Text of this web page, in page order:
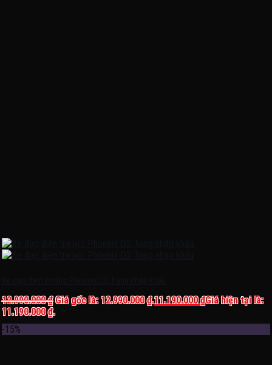
12.990.000₫ Giá gốc là: 12.990.000 ₫.11.190.000₫Giá hiện tại là:
11.190.000 ₫.
-15%